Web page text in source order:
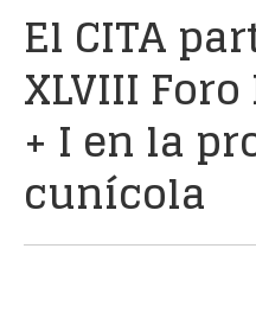
El CITA
XLVIII
+ I en la
cunícola